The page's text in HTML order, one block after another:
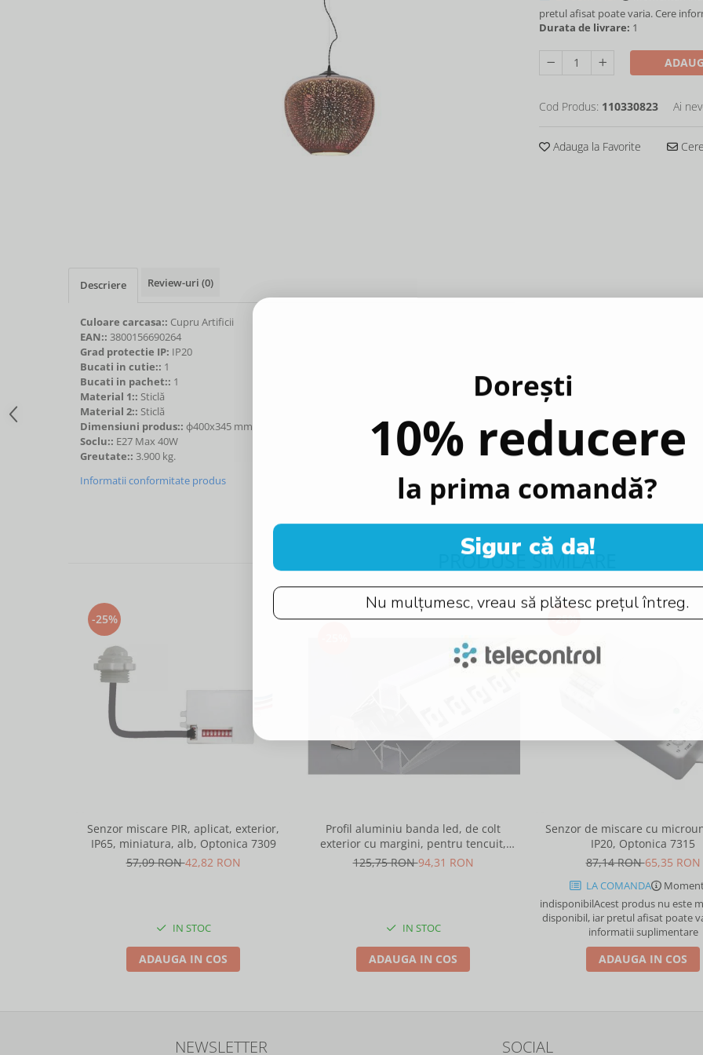
pretul afisat poate varia. Cere
Durata de livrare: 1
Cod Produs: 110330823 Ai
Adauga la Favorite
Descriere Review-uri (0)
Culoare carcasa:: Cupru Artificii
EAN:: 3800156690264
Grad protectie IP: IP20
Bucati in cutie:: 1
Bucati in pachet:: 1
Material 1:: Sticlă
Material 2:: Sticlă
Dimensiuni produs:: ф400x345 mm
Soclu:: E27 Max 40W
Greutate:: 3.900 kg.
Informatii conformitate produs
PRODUSE SIMILARE
-25%
Senzor miscare PIR, aplicat, exterior,
IP65, miniatura, alb, Optonica 7309
57,09 RON42,82 RON
IN STOC
ADAUGA IN COS
Profil aluminiu banda led, de colt
exterior cu margini, pentru tencuit,
lungime 2m, culoare gri natur, Optonica
125,75 RON94,31 RON
IN STOC
ADAUGA IN COS
-25%
Senzor de miscare cu
IP20, Optonica 7315
87,14 RON65,35 RON
LA COMANDA
indisponibilAcest produs nu este
disponibil, iar pretul afisat poate
informatii suplimentare
ADAUGA IN COS
NEWSLETTER SOCIAL
Dorești
10% reducere
la prima comandă?
Sigur că da!
Nu mulțumesc, vreau să plătesc prețul întreg.